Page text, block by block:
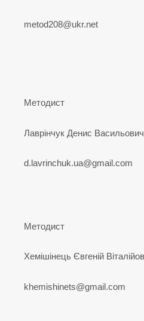
metod208@ukr.net
Методист
Лаврінчук Денис Васильович
d.lavrinchuk.ua@gmail.com
Методист
Хемішінець Євгеній
khemishinets@gmail.com